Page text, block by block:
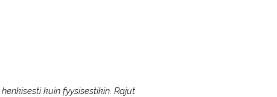
kuin fyysisestikin. Rajut